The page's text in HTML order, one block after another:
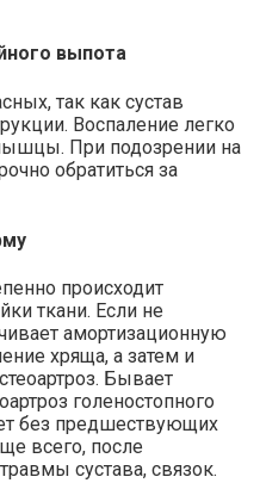
выпота
так как сустав
Воспаление легко
При подозрении на
обратиться за
происходит
ткани. Если не
амортизационную
хряща, а затем и
Бывает
голеностопного
без предшествующих
всего, после
сустава, связок.